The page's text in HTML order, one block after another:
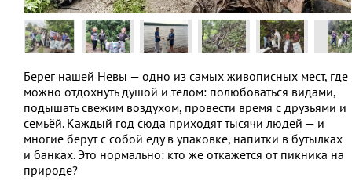
Берег нашей Невы — одно из самых живописных мест, где
можно отдохнуть душой и телом: полюбоваться видами,
подышать свежим воздухом, провести время с друзьями и
семьёй. Каждый год сюда приходят тысячи людей — и
многие берут с собой еду в упаковке, напитки в бутылках
и банках. Это нормально: кто же откажется от пикника на
природе?